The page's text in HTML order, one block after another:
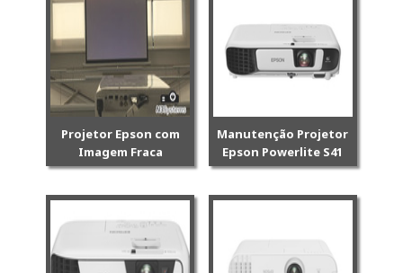
Projetor Epson com
Imagem Fraca
Manutenção Projetor
Epson Powerlite S41